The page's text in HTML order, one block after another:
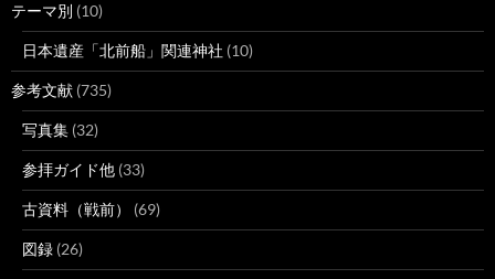
テーマ別 (10)
日本遺産「北前船」関連神社 (10)
参考文献 (735)
写真集 (32)
参拝ガイド他 (33)
古資料（戦前） (69)
図録 (26)